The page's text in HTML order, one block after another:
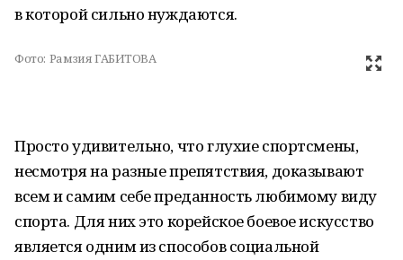
в которой сильно нуждаются.
Фото: Рамзия ГАБИТОВА
Просто удивительно, что глухие спортсмены,
несмотря на разные препятствия, доказывают
всем и самим себе преданность любимому виду
спорта. Для них это корейское боевое искусство
является одним из способов социальной